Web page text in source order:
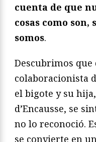
cuenta de que
cosas como son,
somos.
Descubrimos que
colaboracionista
el bigote y su
d’Encausse, se
no lo reconoció.
se convierte en